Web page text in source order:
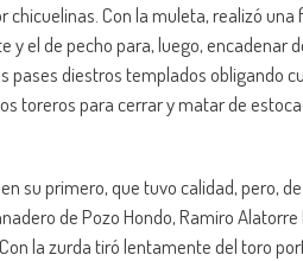
chicuelinas. Con la muleta, realizó
y el de pecho para, luego, encadenar
pases diestros templados obligando
toreros para cerrar y matar de
su primero, que tuvo calidad, pero,
de Pozo Hondo, Ramiro
la zurda tiró lentamente del toro